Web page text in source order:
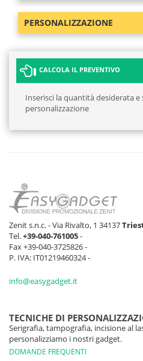
PERSONALIZZAZIONE
CALCOLA IL PREVENTIVO
Inserisci la quantità desiderata e
personalizzazione
Zenit s.n.c. - Via Rivalto, 1 34137
Tel.+39-040-761005-
Fax +39-040-3725826 -
P. IVA: IT01219460324 -
info@easygadget.it
TECNICHE DI
Serigrafia, tampografia, incisione al
personalizziamo i nostri gadget.
DOMANDE FREQUENTI